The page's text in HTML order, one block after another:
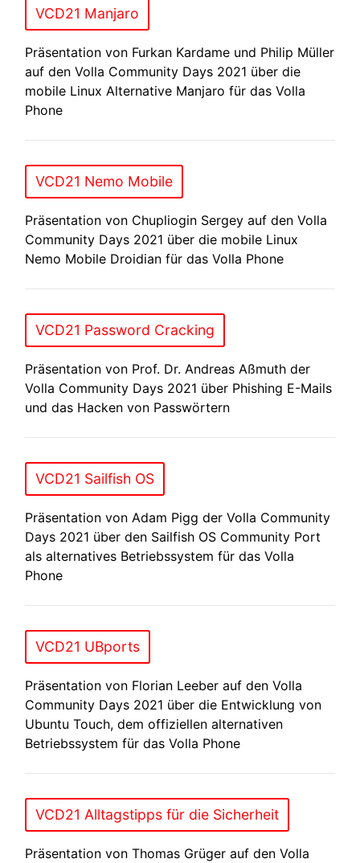
VCD21 Manjaro
Präsentation von Furkan Kardame und Philip Müller
auf den Volla Community Days 2021 über die
mobile Linux Alternative Manjaro für das Volla
Phone
VCD21 Nemo Mobile
Präsentation von Chupliogin Sergey auf den Volla
Community Days 2021 über die mobile Linux
Nemo Mobile Droidian für das Volla Phone
VCD21 Password Cracking
Präsentation von Prof. Dr. Andreas Aßmuth der
Volla Community Days 2021 über Phishing E-Mails
und das Hacken von Passwörtern
VCD21 Sailfish OS
Präsentation von Adam Pigg der Volla Community
Days 2021 über den Sailfish OS Community Port
als alternatives Betriebssystem für das Volla
Phone
VCD21 UBports
Präsentation von Florian Leeber auf den Volla
Community Days 2021 über die Entwicklung von
Ubuntu Touch, dem offiziellen alternativen
Betriebssystem für das Volla Phone
VCD21 Alltagstipps für die Sicherheit
Präsentation von Thomas Grüger auf den Volla